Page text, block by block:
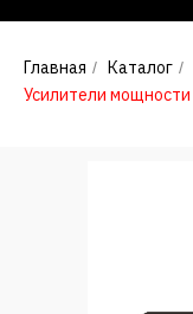
Главная / Каталог /
Усилители мощности